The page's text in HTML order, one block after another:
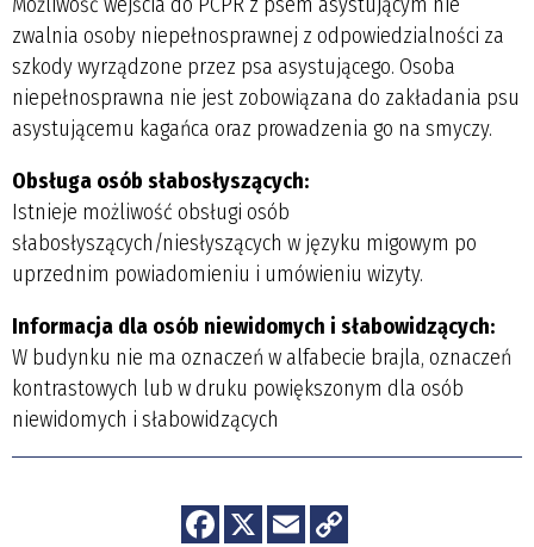
zwalnia osoby niepełnosprawnej z odpowiedzialności za
szkody wyrządzone przez psa asystującego. Osoba
niepełnosprawna nie jest zobowiązana do zakładania psu
asystującemu kagańca oraz prowadzenia go na smyczy.
Obsługa osób słabosłyszących:
Istnieje możliwość obsługi osób
słabosłyszących/niesłyszących w języku migowym po
uprzednim powiadomieniu i umówieniu wizyty.
Informacja dla osób niewidomych i słabowidzących:
W budynku nie ma oznaczeń w alfabecie brajla, oznaczeń
kontrastowych lub w druku powiększonym dla osób
niewidomych i słabowidzących